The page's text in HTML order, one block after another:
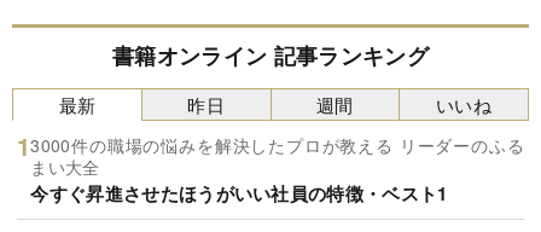
書籍オンライン 記事ランキング
最新
3000件の職場の悩みを解決したプロが教える リーダーのふる
まい大全
今すぐ昇進させたほうがいい社員の特徴・ベスト1
昨日 週間 いいね